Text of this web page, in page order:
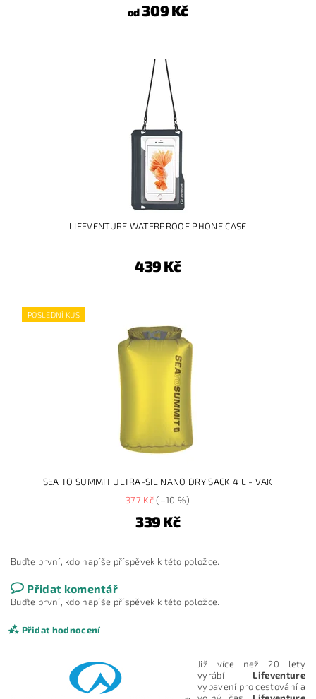
od309 Kč
LIFEVENTURE WATERPROOF PHONE CASE
439 Kč
POSLEDNÍ KUS
SEA TO SUMMIT ULTRA-SIL NANO DRY SACK 4 L - VAK
377 Kč(–10 %)
339 Kč
Buďte první, kdo napíše příspěvek k této položce.
Přidat komentář
Buďte první, kdo napíše příspěvek k této položce.
Přidat hodnocení
Již více než 20 lety
vyrábíLifeventure
vybavení pro cestování a